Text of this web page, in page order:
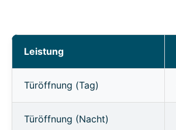
Leistung
Türöffnung (Tag)
Türöffnung (Nacht)